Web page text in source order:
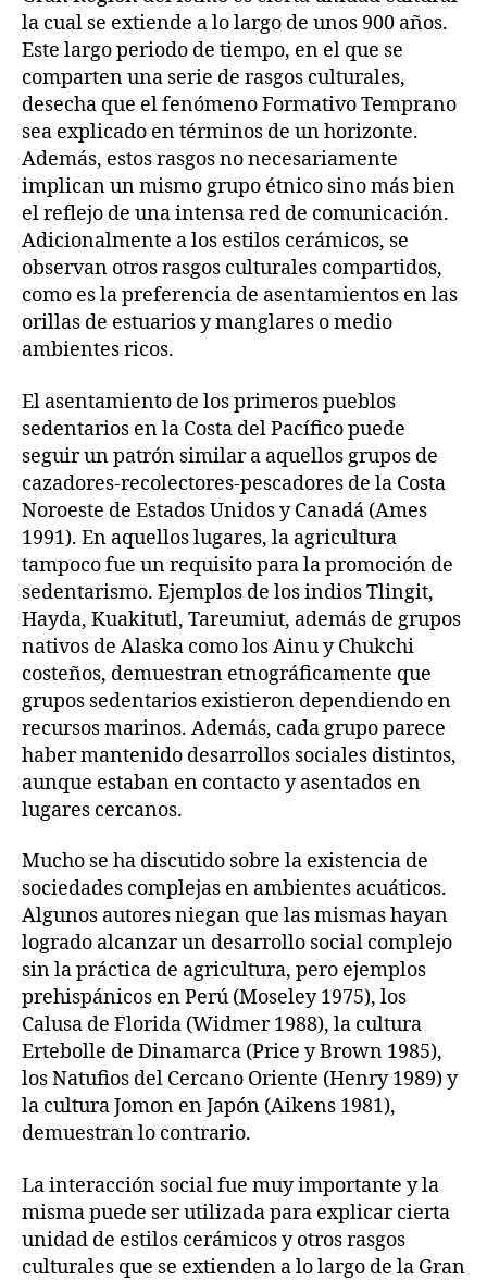
la cual se extiende a lo largo de unos 900 años.
Este largo periodo de tiempo, en el que se
comparten una serie de rasgos culturales,
desecha que el fenómeno Formativo Temprano
sea explicado en términos de un horizonte.
Además, estos rasgos no necesariamente
implican un mismo grupo étnico sino más bien
el reflejo de una intensa red de comunicación.
Adicionalmente a los estilos cerámicos, se
observan otros rasgos culturales compartidos,
como es la preferencia de asentamientos en las
orillas de estuarios y manglares o medio
ambientes ricos.
El asentamiento de los primeros pueblos
sedentarios en la Costa del Pacífico puede
seguir un patrón similar a aquellos grupos de
cazadores-recolectores-pescadores de la Costa
Noroeste de Estados Unidos y Canadá (Ames
1991). En aquellos lugares, la agricultura
tampoco fue un requisito para la promoción de
sedentarismo. Ejemplos de los indios Tlingit,
Hayda, Kuakitutl, Tareumiut, además de grupos
nativos de Alaska como los Ainu y Chukchi
costeños, demuestran etnográficamente que
grupos sedentarios existieron dependiendo en
recursos marinos. Además, cada grupo parece
haber mantenido desarrollos sociales distintos,
aunque estaban en contacto y asentados en
lugares cercanos.
Mucho se ha discutido sobre la existencia de
sociedades complejas en ambientes acuáticos.
Algunos autores niegan que las mismas hayan
logrado alcanzar un desarrollo social complejo
sin la práctica de agricultura, pero ejemplos
prehispánicos en Perú (Moseley 1975), los
Calusa de Florida (Widmer 1988), la cultura
Ertebolle de Dinamarca (Price y Brown 1985),
los Natufios del Cercano Oriente (Henry 1989) y
la cultura Jomon en Japón (Aikens 1981),
demuestran lo contrario.
La interacción social fue muy importante y la
misma puede ser utilizada para explicar cierta
unidad de estilos cerámicos y otros rasgos
culturales que se extienden a lo largo de la Gran